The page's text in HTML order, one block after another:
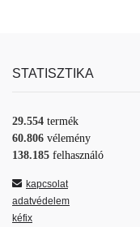
STATISZTIKA
29.554 termék
60.806 vélemény
138.185 felhasználó
kapcsolat
adatvédelem
kéfix